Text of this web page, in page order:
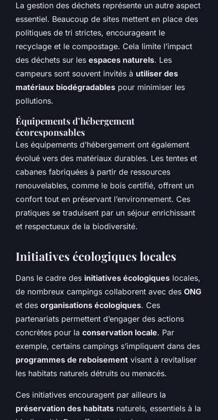
La gestion des déchets représente un autre aspect
essentiel. Beaucoup de sites mettent en place des
politiques de tri strictes, encourageant le
recyclage et le compostage. Cela limite l’impact
des déchets sur les espaces naturels. Les
campeurs sont souvent invités à utiliser des
matériaux biodégradables pour minimiser les
pollutions.
Équipements d’hébergement
écoresponsables
Les équipements d’hébergement ont également
évolué vers des matériaux durables. Les tentes et
cabanes fabriquées à partir de ressources
renouvelables, comme le bois certifié, offrent un
confort tout en préservant l’environnement. Ces
pratiques se traduisent par un séjour enrichissant
et respectueux de la biodiversité.
Initiatives écologiques locales
Dans le cadre des initiatives écologiques locales,
de nombreux campings collaborent avec des ONG
et des organisations écologiques. Ces
partenariats permettent d’engager des actions
concrètes pour la conservation locale. Par
exemple, certains campings s’impliquent dans des
programmes de reboisement visant à revitaliser
les habitats naturels détruits ou menacés.
Ces initiatives encouragent par ailleurs la
préservation des habitats naturels, essentiels à la